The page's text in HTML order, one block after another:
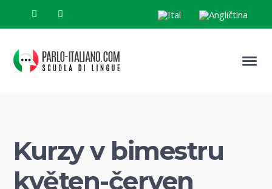
Kurzy v bimestru
květen-červen